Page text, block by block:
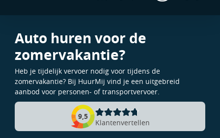
Auto huren voor de
zomervakantie?
Heb je tijdelijk vervoer nodig voor tijdens de
zomervakantie? Bij HuurMij vind je een uitgebreid
aanbod voor personen- of transportvervoer.
9,5
Klantenvertellen